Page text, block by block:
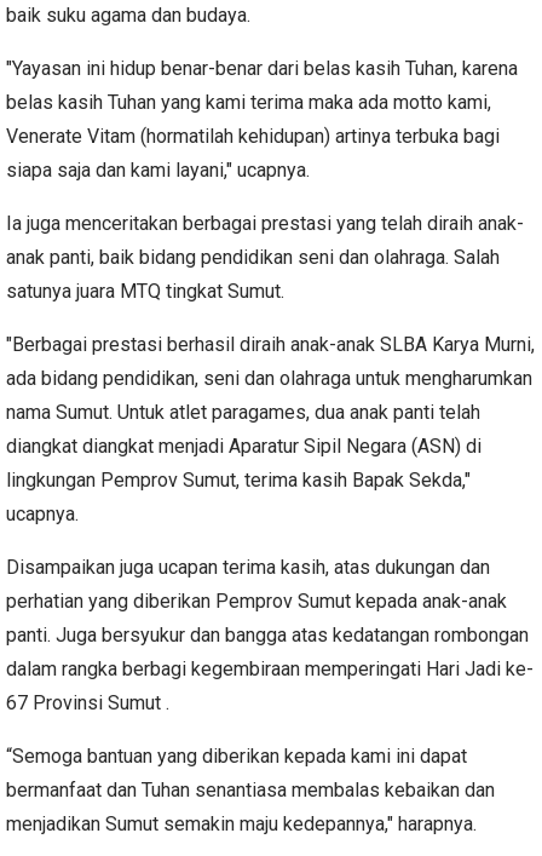
baik suku agama dan budaya.
"Yayasan ini hidup benar-benar dari belas kasih Tuhan, karena
belas kasih Tuhan yang kami terima maka ada motto kami,
Venerate Vitam (hormatilah kehidupan) artinya terbuka bagi
siapa saja dan kami layani," ucapnya.
Ia juga menceritakan berbagai prestasi yang telah diraih anak-
anak panti, baik bidang pendidikan seni dan olahraga. Salah
satunya juara MTQ tingkat Sumut.
"Berbagai prestasi berhasil diraih anak-anak SLBA Karya Murni,
ada bidang pendidikan, seni dan olahraga untuk mengharumkan
nama Sumut. Untuk atlet paragames, dua anak panti telah
diangkat diangkat menjadi Aparatur Sipil Negara (ASN) di
lingkungan Pemprov Sumut, terima kasih Bapak Sekda,"
ucapnya.
Disampaikan juga ucapan terima kasih, atas dukungan dan
perhatian yang diberikan Pemprov Sumut kepada anak-anak
panti. Juga bersyukur dan bangga atas kedatangan rombongan
dalam rangka berbagi kegembiraan memperingati Hari Jadi ke-
67 Provinsi Sumut .
“Semoga bantuan yang diberikan kepada kami ini dapat
bermanfaat dan Tuhan senantiasa membalas kebaikan dan
menjadikan Sumut semakin maju kedepannya," harapnya.